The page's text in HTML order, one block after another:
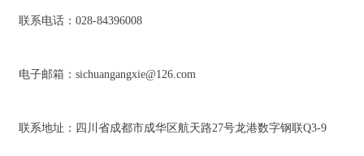
联系电话：028-84396008
电子邮箱：sichuangangxie@126.com
联系地址：四川省成都市成华区航天路27号龙港数字钢联Q3-9